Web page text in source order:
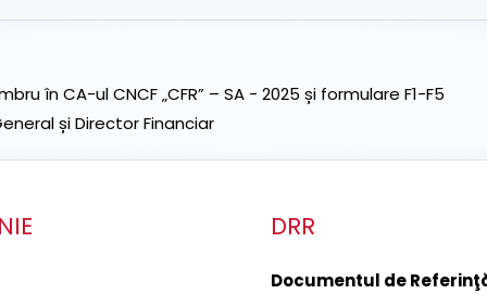
în CA-ul CNCF „CFR” – SA - 2025 și formulare F1-F5
și Director Financiar
DRR
Documentul de